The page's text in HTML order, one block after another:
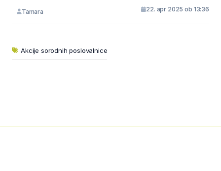
Tamara 22. apr 2025 ob 13:36
Akcije sorodnih poslovalnice